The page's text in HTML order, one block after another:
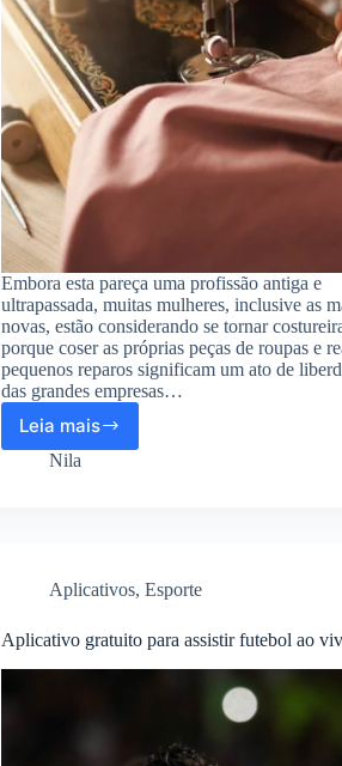
Embora esta pareça uma profissão antiga e
ultrapassada, muitas mulheres, inclusive as
novas, estão considerando se tornar
porque coser as próprias peças de roupas e
pequenos reparos significam um ato de
das grandes empresas…
Leia maisMelhores
aplicativos
Nila
Aplicativos,Esporte
Aplicativo gratuito para assistir futebol ao